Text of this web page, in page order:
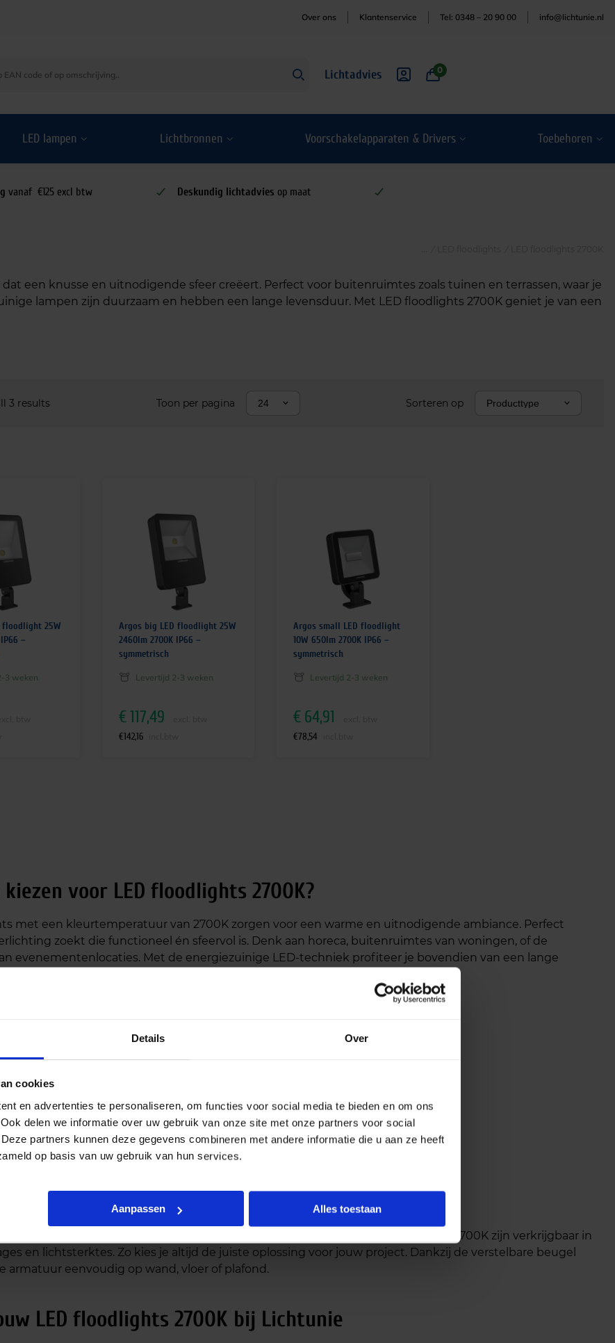
Details Over
cookies
en advertenties te personaliseren, om functies voor social media te bieden en om ons
delen we informatie over uw gebruik van onze site met onze partners voor social
partners kunnen deze gegevens combineren met andere informatie die u aan ze heeft
op basis van uw gebruik van hun services.
Aanpassen Alles toestaan
Over ons Klantenservice Tel: 0348 – 20 90 00 info@lichtunie.nl
Lichtadvies 0
LED lampen Lichtbronnen Voorschakelapparaten & Drivers Toebehoren
vanaf €125 excl btw Deskundig lichtadvies op maat
een knusse en uitnodigende sfeer creëert. Perfect voor buitenruimtes zoals tuinen en terrassen, waar je
lampen zijn duurzaam en hebben een lange levensduur. Met LED floodlights 2700K geniet je van een
3 results Toon per pagina 24 Sorteren op Producttype
floodlight 25W
–
3 weken
Argos big LED floodlight 25W
2460lm 2700K IP66 –
symmetrisch
Levertijd 2-3 weken
€ 117,49
€142,16
Argos small LED floodlight
10W 650lm 2700K IP66 –
symmetrisch
Levertijd 2-3 weken
€ 64,91
€78,54
kiezen voor LED floodlights 2700K?
met een kleurtemperatuur van 2700K zorgen voor een warme en uitnodigende ambiance. Perfect
zoekt die functioneel én sfeervol is. Denk aan horeca, buitenruimtes van woningen, of de
evenementenlocaties. Met de energiezuinige LED-techniek profiteer je bovendien van een lange
licht (2700K)voor een gezellige uitstraling
en geschikt voor buitengebruik (IP65)
en duurzaam in gebruik
lichtzonder opwarmtijd
voor elke situatie
boom in je tuin wilt uitlichten of een gevel wilt accentueren: onze LED floodlights 2700K zijn verkrijgbaar in
en lichtsterktes. Zo kies je altijd de juiste oplossing voor jouw project. Dankzij de verstelbare beugel
armatuur eenvoudig op wand, vloer of plafond.
LED floodlights 2700K bij Lichtunie